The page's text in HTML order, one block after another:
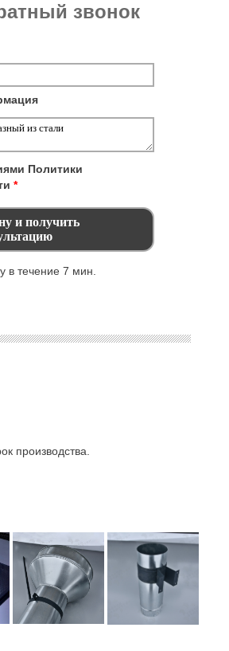
звонок
Политики
*
в течение 7 мин.
производства.